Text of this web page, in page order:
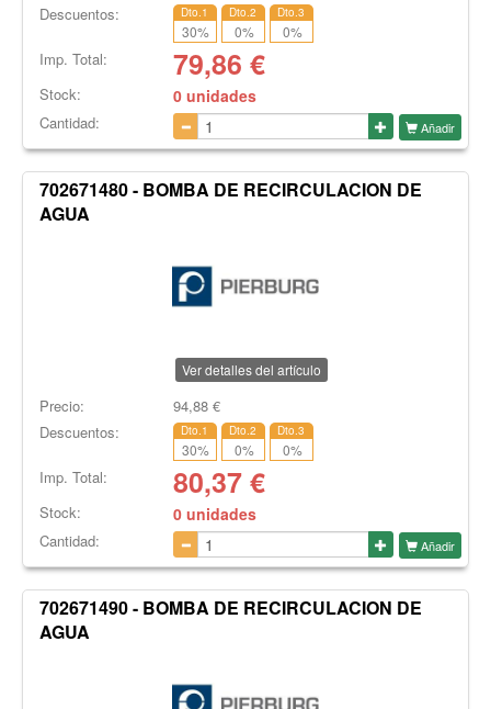
Descuentos:
Dto.1
30%
Dto.2
0%
Dto.3
0%
Imp. Total: 79,86 €
Stock: 0 unidades
Cantidad: Añadir
702671480 - BOMBA DE RECIRCULACION DE
AGUA
Ver detalles del artículo
Precio: 94,88€
Descuentos:
Dto.1
30%
Dto.2
0%
Dto.3
0%
Imp. Total: 80,37€
Stock: 0 unidades
Cantidad: Añadir
702671490 - BOMBA DE RECIRCULACION DE
AGUA